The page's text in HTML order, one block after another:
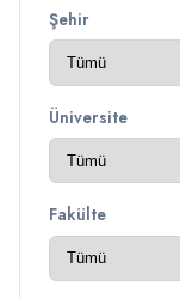
Şehir
Üniversite
Fakülte